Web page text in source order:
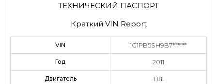
ТЕХНИЧЕСКИЙ ПАСПОРТ
Краткий VIN Report
VIN 1G1PB5SH9B7******
Год 2011
Двигатель 1.8L